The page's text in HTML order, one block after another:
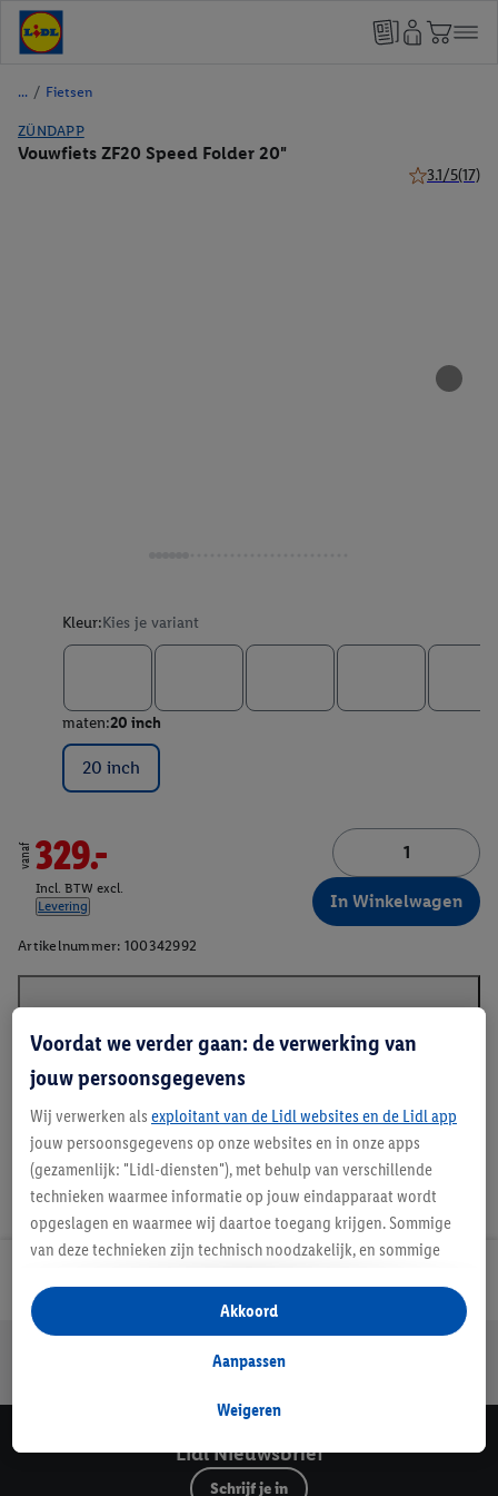
/ Fietsen
ZÜNDAPP
Vouwfiets ZF20 Speed Folder 20"
3.1/5(17)
Kleur:Kies je variant
maten:20 inch
20 inch
vanaf 329.-
Incl. BTW excl.
Levering
In Winkelwagen
Artikelnummer: 100342992
Veilig winkelen
Lidl Nieuwsbrief
Schrijf je in
Voordat we verder gaan: de verwerking van
jouw persoonsgegevens
Wij verwerken als exploitant van de Lidl websites en de Lidl app
jouw persoonsgegevens op onze websites en in onze apps
(gezamenlijk: "Lidl-diensten"), met behulp van verschillende
technieken waarmee informatie op jouw eindapparaat wordt
opgeslagen en waarmee wij daartoe toegang krijgen. Sommige
van deze technieken zijn technisch noodzakelijk, en sommige
opslaan van voorkeursinstellingen, het verzamelen en
analyseren van statistieken of voor het tonen van
gepersonaliseerde reclame binnen en buiten de Lidl-diensten.
gegevens over jouw aankoopgedrag in de winkel ook voor de
Als je hier toestemming geeft aan ons voor het personaliseren
van reclame en als je vervolgens een Lidl Plus-account
Weigeren
Aanpassen
Akkoord